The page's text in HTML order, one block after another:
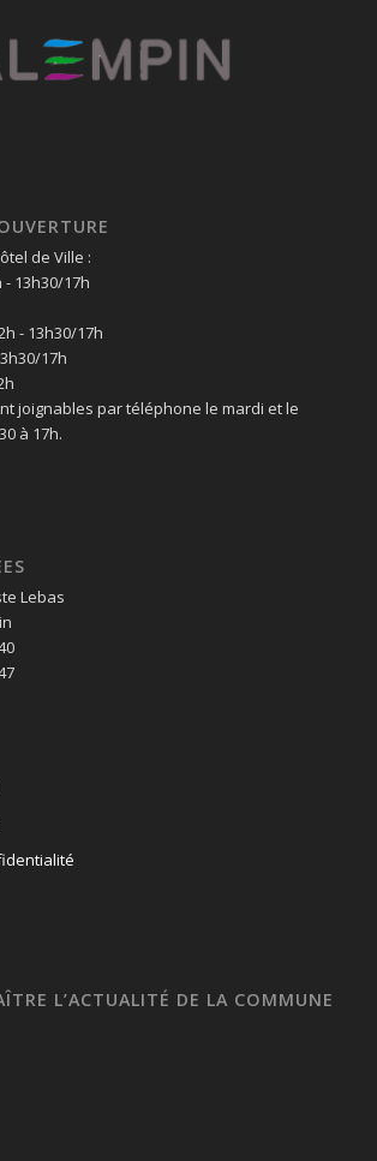
de Ville :
- 13h30/17h
- 13h30/17h
17h
joignables par téléphone le mardi et le
à 17h.
Lebas
L’ACTUALITÉ DE LA COMMUNE